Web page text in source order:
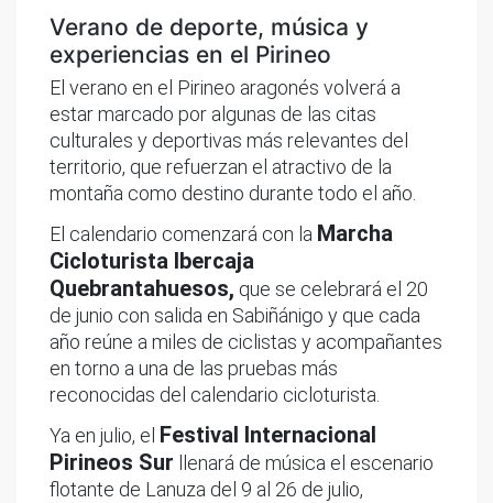
Verano de deporte, música y
experiencias en el Pirineo
El verano en el Pirineo aragonés volverá a
estar marcado por algunas de las citas
culturales y deportivas más relevantes del
territorio, que refuerzan el atractivo de la
montaña como destino durante todo el año.
El calendario comenzará con la Marcha
Cicloturista Ibercaja
Quebrantahuesos, que se celebrará el 20
de junio con salida en Sabiñánigo y que cada
año reúne a miles de ciclistas y acompañantes
en torno a una de las pruebas más
reconocidas del calendario cicloturista.
Ya en julio, el Festival Internacional
Pirineos Sur llenará de música el escenario
flotante de Lanuza del 9 al 26 de julio,